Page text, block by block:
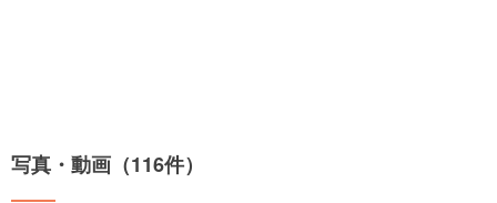
写真・動画（116件）